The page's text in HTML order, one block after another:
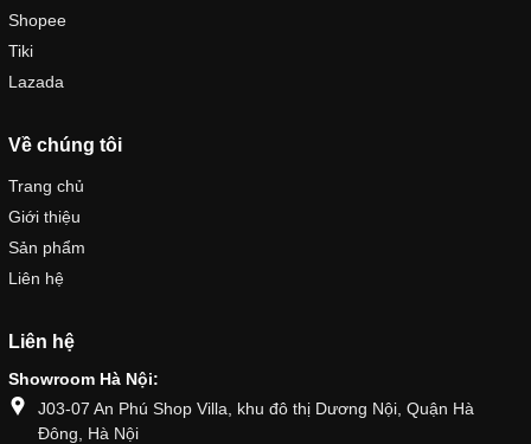
Shopee
Tiki
Lazada
Về chúng tôi
Trang chủ
Giới thiệu
Sản phẩm
Liên hệ
Liên hệ
Showroom Hà Nội:
J03-07 An Phú Shop Villa, khu đô thị Dương Nội, Quận Hà
Đông, Hà Nội